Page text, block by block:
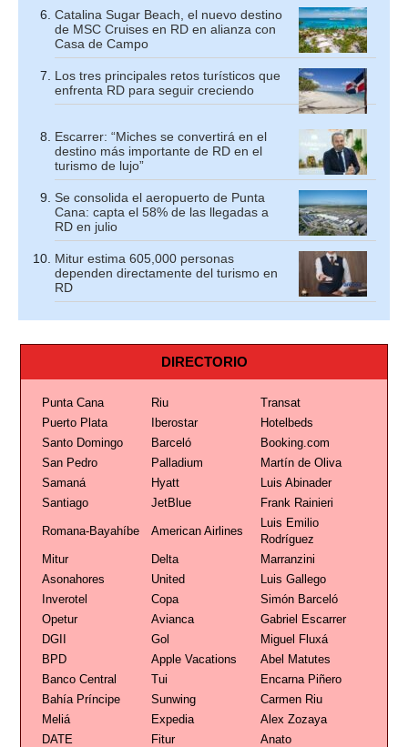
Catalina Sugar Beach, el nuevo destino
de MSC Cruises en RD en alianza con
Casa de Campo
Los tres principales retos turísticos que
enfrenta RD para seguir creciendo
Escarrer: “Miches se convertirá en el
destino más importante de RD en el
turismo de lujo”
Se consolida el aeropuerto de Punta
Cana: capta el 58% de las llegadas a
RD en julio
Mitur estima 605,000 personas
dependen directamente del turismo en
RD
DIRECTORIO
Punta Cana Riu
Transat
Puerto Plata
Iberostar
Hotelbeds
Santo Domingo
Barceló
Booking.com
San Pedro
Palladium
Martín de Oliva
Samaná
Hyatt
Luis Abinader
Santiago
JetBlue Frank Rainieri
Romana-Bayahíbe American Airlines
Luis Emilio
Rodríguez
Mitur
Delta
Marranzini
Asonahores
United
Luis Gallego
Inverotel
Copa
Simón Barceló
Opetur
Avianca
Gabriel Escarrer
DGII
Gol
Miguel Fluxá
BPD
Apple Vacations
Abel Matutes
Banco Central
Tui
Encarna Piñero
Bahía Príncipe
Sunwing
Carmen Riu
Meliá
Expedia
Alex Zozaya
DATE
Fitur Anato